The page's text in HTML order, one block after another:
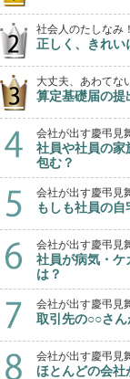
社会人のたしなみ！
正しく、きれい
大丈夫、あわてな
算定基礎届の提
会社が出す慶弔
社員や社員の家
包む？
会社が出す慶弔
もしも社員の
会社が出す慶弔
社員が病気・
は？
会社が出す慶弔
取引先の○○さ
会社が出す慶弔
ほとんどの会社